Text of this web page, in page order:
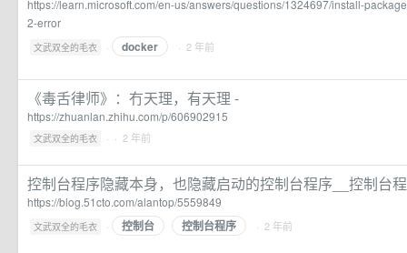
https://learn.microsoft.com/en-us/answers/questions/1324697/install-
2-error
文武双全的毛衣 · docker · 2 年前
《毒舌律师》：冇天理，有天理 -
https://zhuanlan.zhihu.com/p/606902915
文武双全的毛衣 · · 2 年前
控制台程序隐藏本身，也隐藏启动的控制台程序__控制台
https://blog.51cto.com/alantop/5559849
文武双全的毛衣 · 控制台 控制台程序 · 2 年前